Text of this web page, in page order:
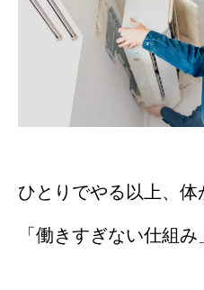
ひとりでやる以上、体
「働きすぎない仕組み